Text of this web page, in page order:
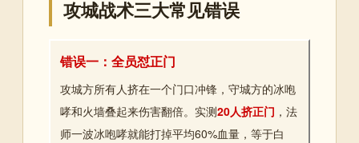
攻城战术三大常见错误
错误一：全员怼正门
攻城方所有人挤在一个门口冲锋，守城方的冰咆
哮和火墙叠起来伤害翻倍。实测20人挤正门 ，法
师一波冰咆哮就能打掉平均60%血量，等于白